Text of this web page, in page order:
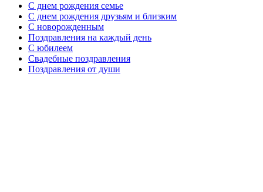
С днем рождения семье
С днем рождения друзьям и близким
C новорожденным
Поздравления на каждый день
С юбилеем
Свадебные поздравления
Поздравления от души